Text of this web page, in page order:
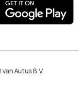
Autus B.V.